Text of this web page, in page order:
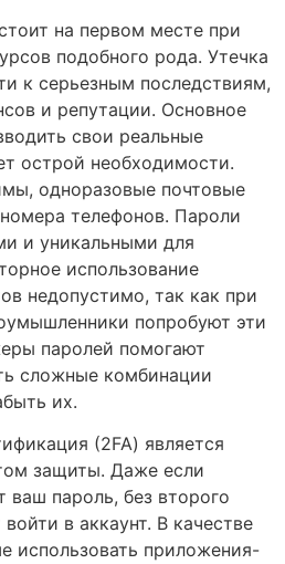
на первом месте при
подобного рода. Утечка
к серьезным последствиям,
и репутации. Основное
свои реальные
острой необходимости.
одноразовые почтовые
телефонов. Пароли
и уникальными для
использование
недопустимо, так как при
попробуют эти
паролей помогают
сложные комбинации
их.
(2FA) является
защиты. Даже если
ваш пароль, без второго
в аккаунт. В качестве
использовать приложения-